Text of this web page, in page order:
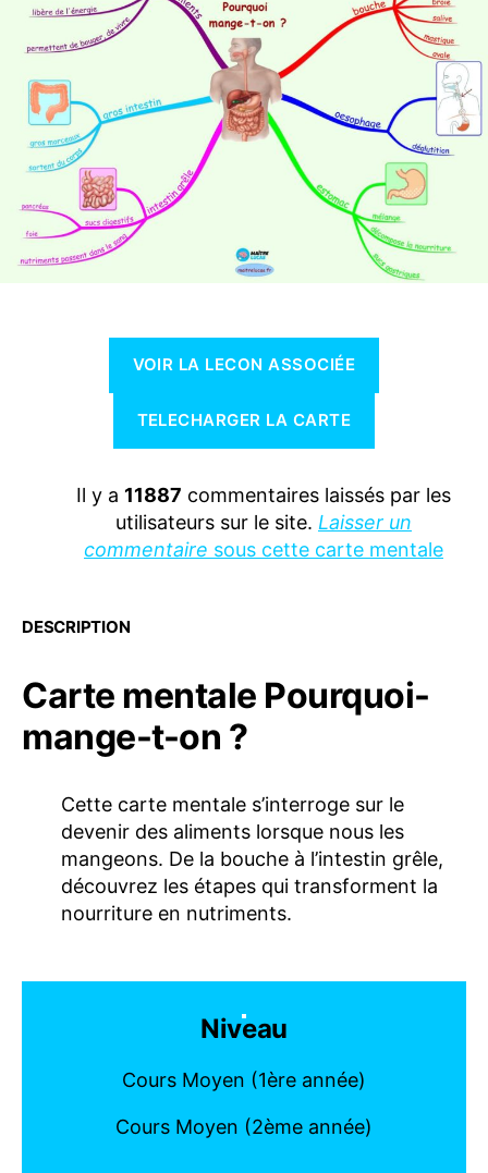
T
O
L
G
E
VOIR LA LECON ASSOCIÉE
TELECHARGER LA CARTE
Il y a 11887 commentaires laissés par les
utilisateurs sur le site. Laisser un
commentaire sous cette carte mentale
DESCRIPTION
Carte mentale Pourquoi-
mange-t-on ?
Cette carte mentale s’interroge sur le
devenir des aliments lorsque nous les
mangeons. De la bouche à l’intestin grêle,
découvrez les étapes qui transforment la
nourriture en nutriments.
Niveau
Cours Moyen (1ère année)
Cours Moyen (2ème année)